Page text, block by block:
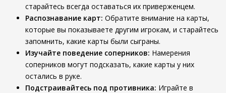
старайтесь всегда оставаться их приверженцем.
Распознавание карт: Обратите внимание на карты,
которые вы показываете другим игрокам, и старайтесь
запомнить, какие карты были сыграны.
Изучайте поведение соперников: Намерения
соперников могут подсказать, какие карты у них
остались в руке.
Подстраивайтесь под противника: Играйте в